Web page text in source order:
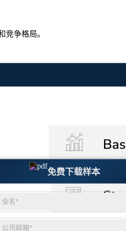
免费下载样本
竞争格局。